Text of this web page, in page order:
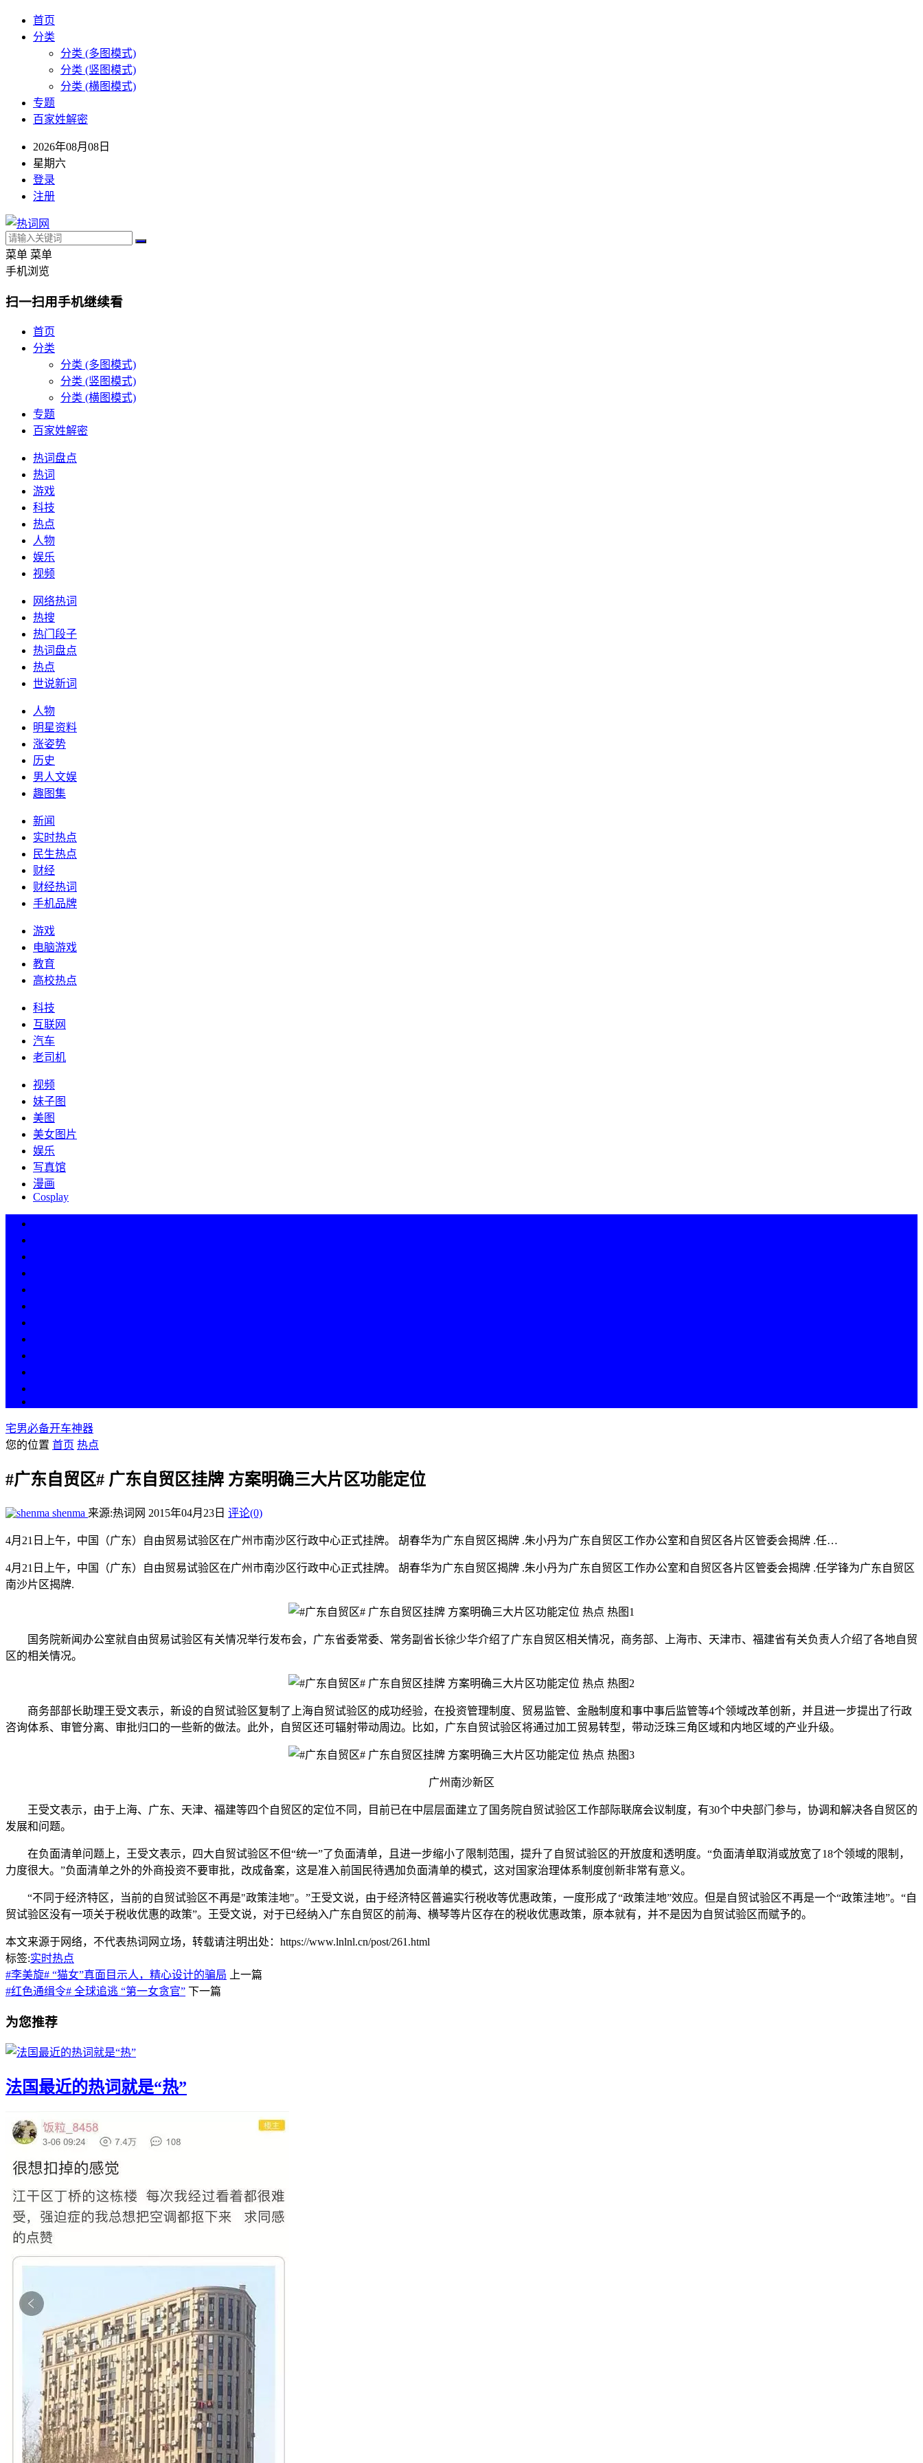
首页
分类
分类 (多图模式)
分类 (竖图模式)
分类 (横图模式)
专题
百家姓解密
2026年08月08日
星期六
登录
注册
菜单 菜单
手机浏览
扫一扫用手机继续看
首页
分类
分类 (多图模式)
分类 (竖图模式)
分类 (横图模式)
专题
百家姓解密
热词盘点
热词
游戏
科技
热点
人物
娱乐
视频
网络热词
热搜
热门段子
热词盘点
热点
世说新词
人物
明星资料
涨姿势
历史
男人文娱
趣图集
新闻
实时热点
民生热点
财经
财经热词
手机品牌
游戏
电脑游戏
教育
高校热点
科技
互联网
汽车
老司机
视频
妹子图
美图
美女图片
娱乐
写真馆
漫画
Cosplay
宅男必备开车神器
您的位置 首页 热点
#广东自贸区# 广东自贸区挂牌 方案明确三大片区功能定位
shenma 来源:热词网 2015年04月23日 评论(0)
4月21日上午，中国（广东）自由贸易试验区在广州市南沙区行政中心正式挂牌。 胡春华为广东自贸区揭牌 .朱小丹为广东自贸区工作办公室和自贸区各片区管委会揭牌 .任…
4月21日上午，中国（广东）自由贸易试验区在广州市南沙区行政中心正式挂牌。 胡春华为广东自贸区揭牌 .朱小丹为广东自贸区工作办公室和自贸区各片区管委会揭牌 .任学锋为广东自贸区
南沙片区揭牌.
国务院新闻办公室就自由贸易试验区有关情况举行发布会，广东省委常委、常务副省长徐少华介绍了广东自贸区相关情况，商务部、上海市、天津市、福建省有关负责人介绍了各地自贸
区的相关情况。
商务部部长助理王受文表示，新设的自贸试验区复制了上海自贸试验区的成功经验，在投资管理制度、贸易监管、金融制度和事中事后监管等4个领域改革创新，并且进一步提出了行政
咨询体系、审管分离、审批归口的一些新的做法。此外，自贸区还可辐射带动周边。比如，广东自贸试验区将通过加工贸易转型，带动泛珠三角区域和内地区域的产业升级。
广州南沙新区
王受文表示，由于上海、广东、天津、福建等四个自贸区的定位不同，目前已在中层层面建立了国务院自贸试验区工作部际联席会议制度，有30个中央部门参与，协调和解决各自贸区的
发展和问题。
在负面清单问题上，王受文表示，四大自贸试验区不但“统一”了负面清单，且进一步缩小了限制范围，提升了自贸试验区的开放度和透明度。“负面清单取消或放宽了18个领域的限制，
力度很大。”负面清单之外的外商投资不要审批，改成备案，这是准入前国民待遇加负面清单的模式，这对国家治理体系制度创新非常有意义。
“不同于经济特区，当前的自贸试验区不再是"政策洼地"。”王受文说，由于经济特区普遍实行税收等优惠政策，一度形成了“政策洼地”效应。但是自贸试验区不再是一个“政策洼地”。“自
贸试验区没有一项关于税收优惠的政策”。王受文说，对于已经纳入广东自贸区的前海、横琴等片区存在的税收优惠政策，原本就有，并不是因为自贸试验区而赋予的。
本文来源于网络，不代表热词网立场，转载请注明出处：https://www.lnlnl.cn/post/261.html
标签:实时热点
#李美旋# “猫女”真面目示人，精心设计的骗局
上一篇
#红色通缉令# 全球追逃 “第一女贪官” 下一篇
为您推荐
法国最近的热词就是“热”